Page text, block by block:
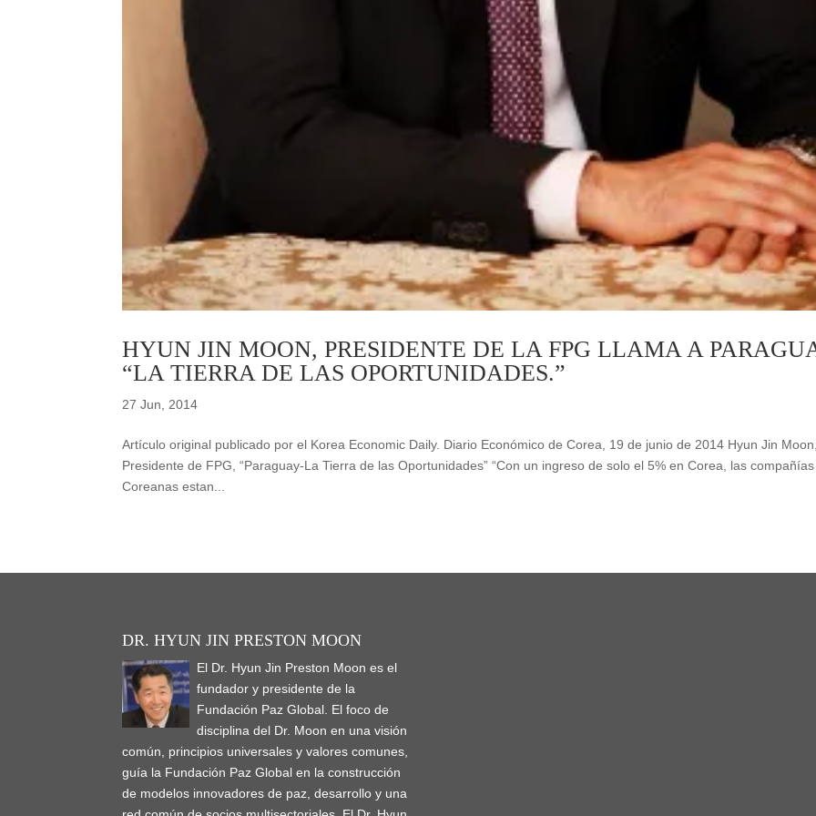
HYUN JIN MOON, PRESIDENTE DE LA FPG LLAMA A
“LA TIERRA DE LAS OPORTUNIDADES.”
27 Jun, 2014
Artículo original publicado por el Korea Economic Daily. Diario Económico de Corea, 19 de junio de 2014 Hyun Jin
Presidente de FPG, “Paraguay-La Tierra de las Oportunidades” “Con un ingreso de solo el 5% en Corea, las compañías
Coreanas estan...
DR. HYUN JIN PRESTON MOON
El Dr. Hyun Jin Preston Moon es el
fundador y presidente de la
Fundación Paz Global. El foco de
disciplina del Dr. Moon en una visión
común, principios universales y valores comunes,
guía la Fundación Paz Global en la construcción
de modelos innovadores de paz, desarrollo y una